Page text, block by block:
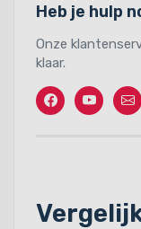
Heb je hulp
Onze
klaar.
Facebook
Twitter